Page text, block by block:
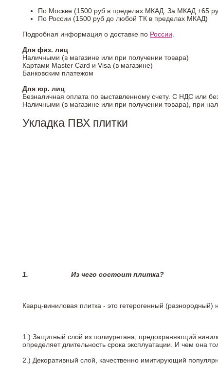
По Москве (1500 руб в пределах МКАД. За МКАД +65
По России (1500 руб до любой ТК в пределах МКАД)
Подробная информация о доставке по России.
Для физ. лиц
Наличными (в магазине или при получении товара)
Картами Master Card и Visa (в магазине)
Банковским платежом
Для юр. лиц
Безналичная оплата по выставленному счету. С НДС или
Наличными (в магазине или при получении товара), при
Укладка ПВХ плитки
1. Из чего состоит плитка?
Кварц-виниловая плитка - это гетерогенный
1.) Защитный слой из полиуретана, предохраняющий
определяет длительность срока эксплуатации. И чем она
2.) Декоративный слой, качественно имитирующий